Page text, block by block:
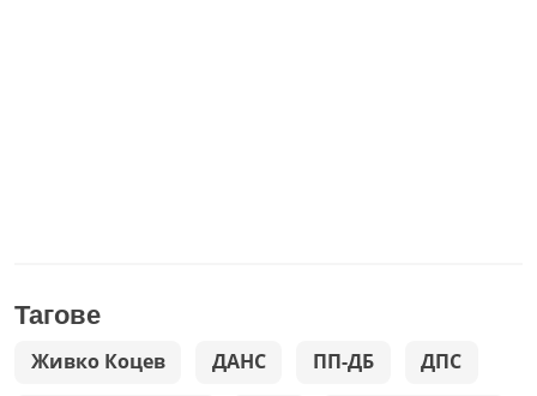
Тагове
Живко Коцев ДАНС ПП-ДБ ДПС